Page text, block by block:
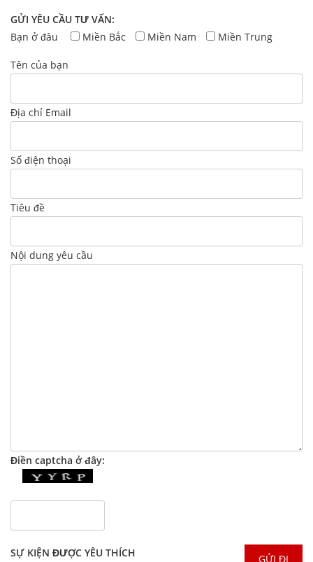
GỬI YÊU CẦU TƯ VẤN:
Bạn ở đâu
Miền Bắc Miền Nam Miền Trung
Tên của bạn
Địa chỉ Email
Số điện thoại
Tiêu đề
Nội dung yêu cầu
Điền captcha ở đây:
SỰ KIỆN ĐƯỢC YÊU THÍCH